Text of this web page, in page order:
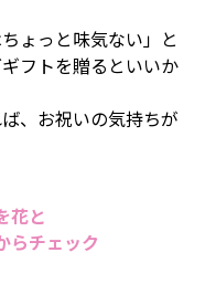
ょっと味気ない」と
フトを贈るといいか
、お祝いの気持ちが
花と
らチェック